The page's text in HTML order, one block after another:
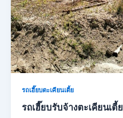
รถเฮี๊ยบตะเคียนเตี้ย
รถเฮี๊ยบรับจ้างตะเคียนเตี้ย